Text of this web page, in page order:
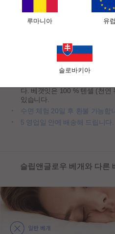
엑스트라 컴포트 소재는 한층
새로운 최고급 폼으로 머리와
미용사, 정형외과 의사 및 수면
추가 폼 레이어는 개인 취향에
록 도와줍니다.
다. 베갯잇은 100 % 텐셀 (천연
있습니다.
수면 체험 20일 후 환불 가능합
5 영업일 안에 배송해 드립니다.
슬립앤글로우 베개와 다른
루마니아 유럽
슬로바키아